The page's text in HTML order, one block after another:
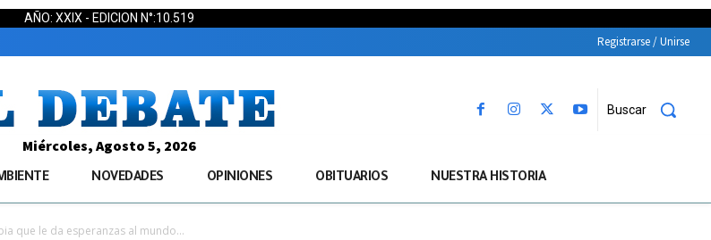
AÑO: XXIX - EDICION N°:10.519
Registrarse / Unirse
Buscar
Miércoles, Agosto 5, 2026
NOVEDADES OPINIONES OBITUARIOS NUESTRA HISTORIA
que le da esperanzas al mundo...